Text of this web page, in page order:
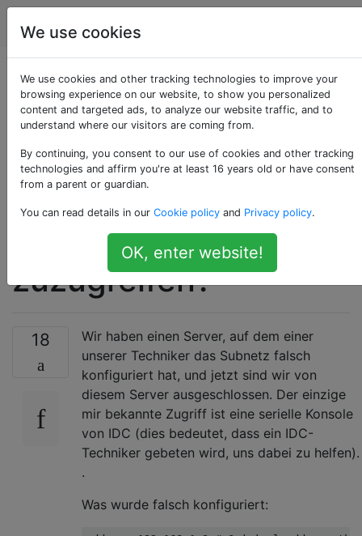
Serveradministratoren
Ist es möglich, über
SSH auf einen Server
mit einem falsch
konfigurierten
Subnetz
zuzugreifen?
18
Wir haben einen Server, auf dem einer
unserer Techniker das Subnetz falsch
konfiguriert hat, und jetzt sind wir von
diesem Server ausgeschlossen. Der einzige
mir bekannte Zugriff ist eine serielle Konsole
von IDC (dies bedeutet, dass ein IDC-
Techniker gebeten wird, uns dabei zu helfen).
.
Was wurde falsch konfiguriert:
We use cookies
We use cookies and other tracking technologies to improve your
browsing experience on our website, to show you personalized
content and targeted ads, to analyze our website traffic, and to
understand where our visitors are coming from.
By continuing, you consent to our use of cookies and other tracking
technologies and affirm you're at least 16 years old or have consent
from a parent or guardian.
You can read details in our Cookie policy and Privacy policy.
OK, enter website!